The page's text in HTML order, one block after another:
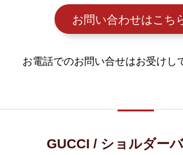
お問い合わせはこち
お電話でのお問い合せはお受けし
GUCCI / ショルダー